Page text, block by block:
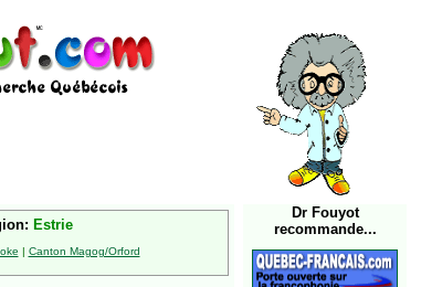
Estrie
| Canton Magog/Orford
Dr Fouyot
recommande...